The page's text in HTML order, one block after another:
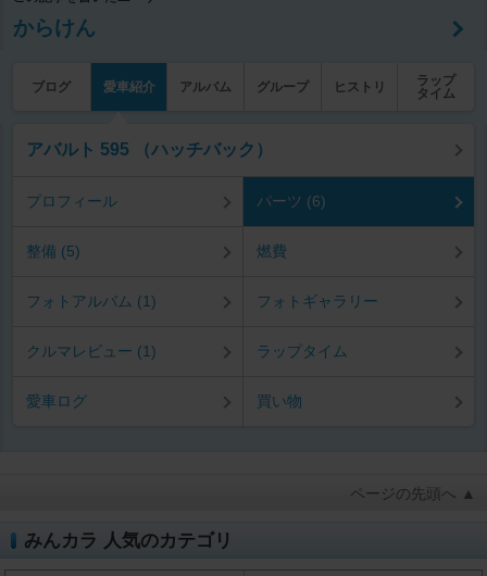
からけん
ブログ 愛車紹介 アルバム グループ ヒストリ
ラップ
タイム
アバルト 595 （ハッチバック）
プロフィール パーツ (6)
整備 (5) 燃費
フォトアルバム (1) フォトギャラリー
クルマレビュー (1) ラップタイム
愛車ログ 買い物
ページの先頭へ ▲
みんカラ 人気のカテゴリ